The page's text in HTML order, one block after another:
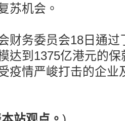
苏机会。
财务委员会18日通
达到1375亿港元的
疫情严峻打击的企业